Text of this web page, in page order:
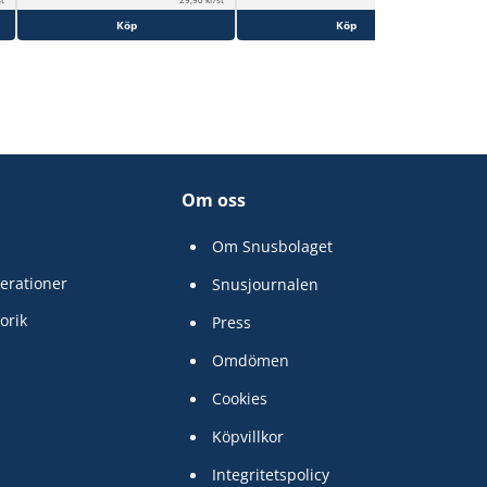
Köp Köp
Om oss
Om Snusbolaget
Snusjournalen
Press
Omdömen
Cookies
Köpvillkor
Integritetspolicy